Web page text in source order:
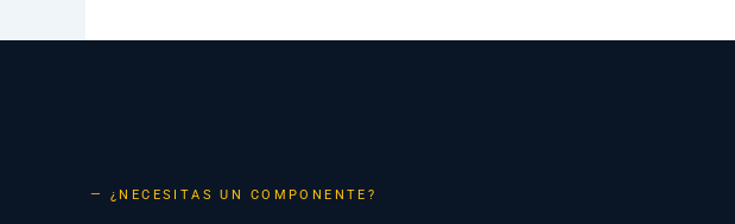
— ¿NECESITAS UN COMPONENTE?